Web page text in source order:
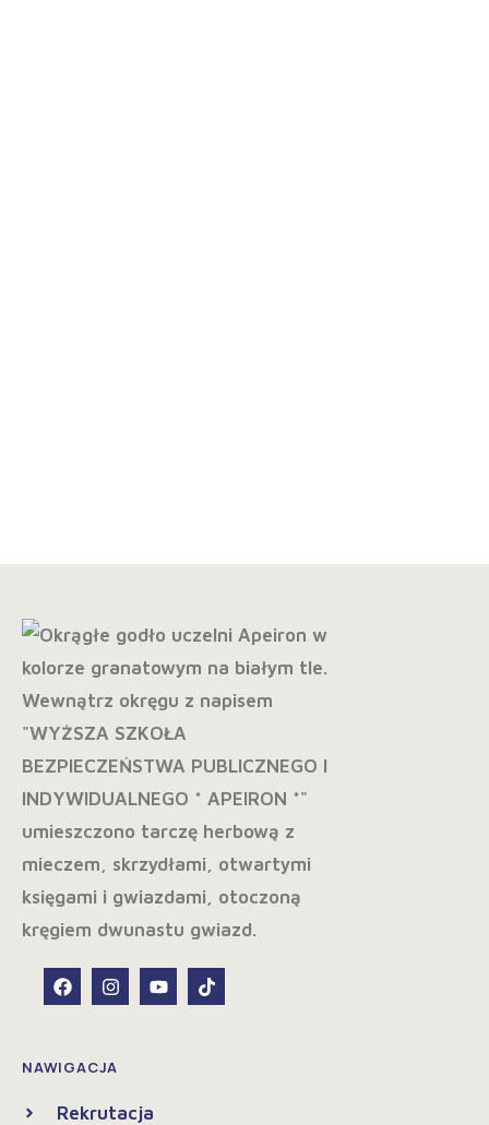
NAWIGACJA
Rekrutacja